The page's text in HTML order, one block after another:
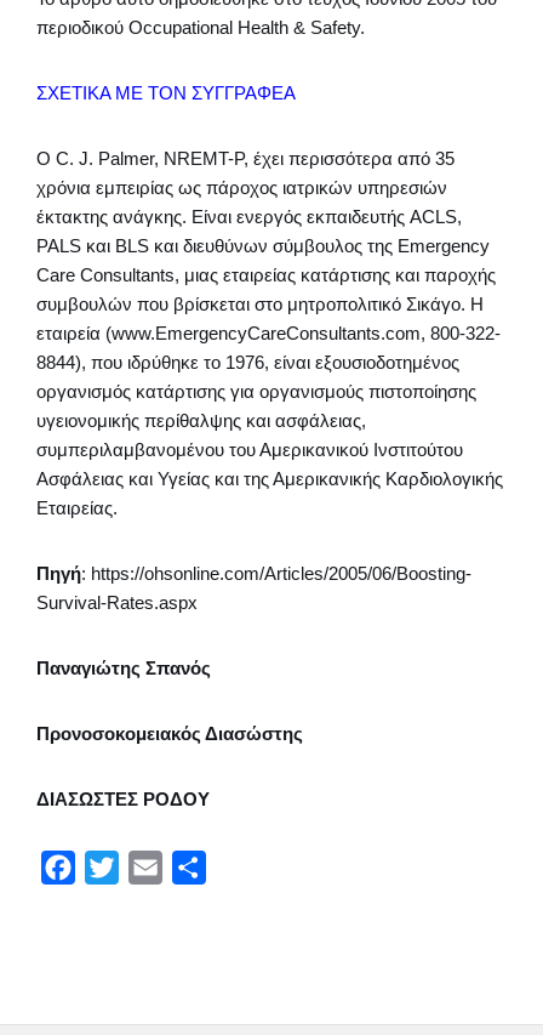
περιοδικού Occupational Health & Safety.
ΣΧΕΤΙΚΑ ΜΕ ΤΟΝ ΣΥΓΓΡΑΦΕΑ
Ο C. J. Palmer, NREMT-P, έχει περισσότερα από 35
χρόνια εμπειρίας ως πάροχος ιατρικών υπηρεσιών
έκτακτης ανάγκης. Είναι ενεργός εκπαιδευτής ACLS,
PALS και BLS και διευθύνων σύμβουλος της Emergency
Care Consultants, μιας εταιρείας κατάρτισης και παροχής
συμβουλών που βρίσκεται στο μητροπολιτικό Σικάγο. Η
εταιρεία (www.EmergencyCareConsultants.com, 800-322-
8844), που ιδρύθηκε το 1976, είναι εξουσιοδοτημένος
οργανισμός κατάρτισης για οργανισμούς πιστοποίησης
υγειονομικής περίθαλψης και ασφάλειας,
συμπεριλαμβανομένου του Αμερικανικού Ινστιτούτου
Ασφάλειας και Υγείας και της Αμερικανικής Καρδιολογικής
Εταιρείας.
Πηγή: https://ohsonline.com/Articles/2005/06/Boosting-
Survival-Rates.aspx
Παναγιώτης Σπανός
Προνοσοκομειακός Διασώστης
ΔΙΑΣΩΣΤΕΣ ΡΟΔΟΥ